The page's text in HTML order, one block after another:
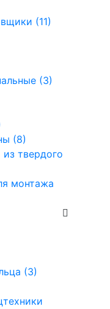
(11)
(3)
(8)
твердого
монтажа
(3)